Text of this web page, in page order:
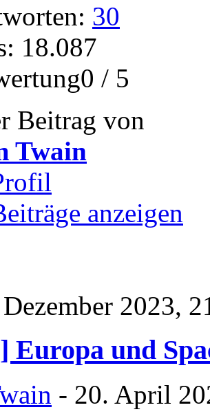
30
18.087
/ 5
Beitrag von
Twain
anzeigen
2023,
Europa und
- 20. April